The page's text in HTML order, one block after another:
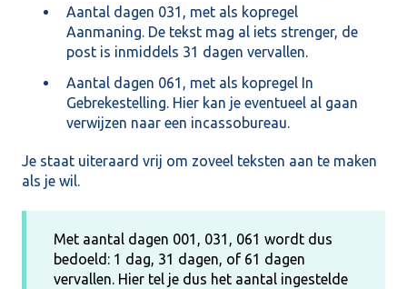
Aantal dagen 031, met als kopregel
Aanmaning. De tekst mag al iets strenger, de
post is inmiddels 31 dagen vervallen.
Aantal dagen 061, met als kopregel In
Gebrekestelling. Hier kan je eventueel al gaan
verwijzen naar een incassobureau.
Je staat uiteraard vrij om zoveel teksten aan te maken
als je wil.
Met aantal dagen 001, 031, 061 wordt dus
bedoeld: 1 dag, 31 dagen, of 61 dagen
vervallen. Hier tel je dus het aantal ingestelde